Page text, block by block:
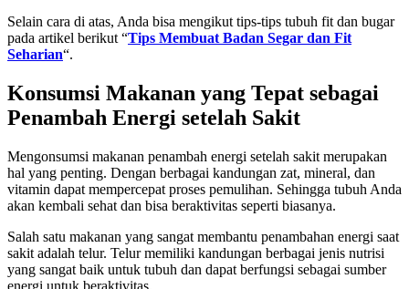
Selain cara di atas, Anda bisa mengikut tips-tips tubuh fit dan bugar
pada artikel berikut “Tips Membuat Badan Segar dan Fit
Seharian“.
Konsumsi Makanan yang Tepat sebagai
Penambah Energi setelah Sakit
Mengonsumsi makanan penambah energi setelah sakit merupakan
hal yang penting. Dengan berbagai kandungan zat, mineral, dan
vitamin dapat mempercepat proses pemulihan. Sehingga tubuh Anda
akan kembali sehat dan bisa beraktivitas seperti biasanya.
Salah satu makanan yang sangat membantu penambahan energi saat
sakit adalah telur. Telur memiliki kandungan berbagai jenis nutrisi
yang sangat baik untuk tubuh dan dapat berfungsi sebagai sumber
energi untuk beraktivitas.